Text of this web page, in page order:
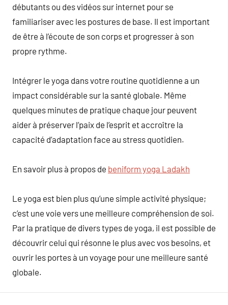
débutants ou des vidéos sur internet pour se
familiariser avec les postures de base. Il est important
de être à l’écoute de son corps et progresser à son
propre rythme.
Intégrer le yoga dans votre routine quotidienne a un
impact considérable sur la santé globale. Même
quelques minutes de pratique chaque jour peuvent
aider à préserver l’paix de l’esprit et accroître la
capacité d’adaptation face au stress quotidien.
En savoir plus à propos de beniform yoga Ladakh
Le yoga est bien plus qu’une simple activité physique;
c’est une voie vers une meilleure compréhension de soi.
Par la pratique de divers types de yoga, il est possible de
découvrir celui qui résonne le plus avec vos besoins, et
ouvrir les portes à un voyage pour une meilleure santé
globale.